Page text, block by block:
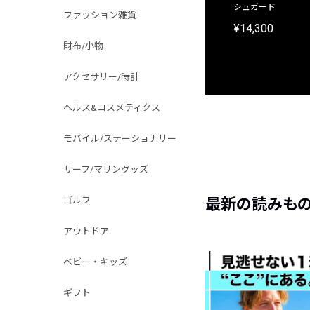
ファッション雑貨
財布/小物
アクセサリー/時計
ヘルス&コスメティクス
モバイル/ステーショナリー
サーフ/マリングッズ
ゴルフ
アウトドア
ベビー・キッズ
ギフト
シュガード
¥14,300
最新の読みも